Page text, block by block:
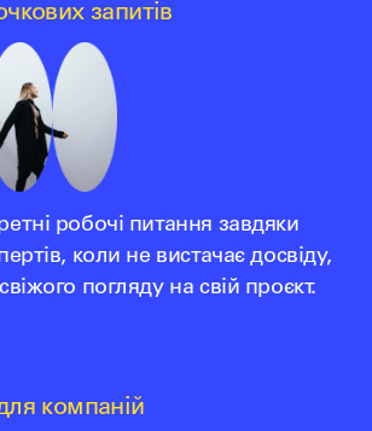
запитів
робочі питання завдяки
коли не вистачає досвіду,
погляду на свій проєкт.
компаній